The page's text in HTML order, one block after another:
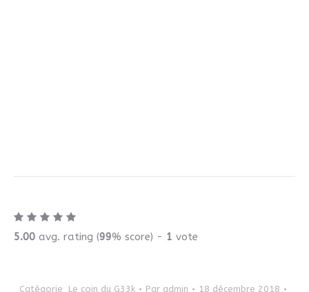
5.00 avg. rating (99% score) - 1 vote
Catégorie Le coin du G33k Par admin
18 décembre 2018